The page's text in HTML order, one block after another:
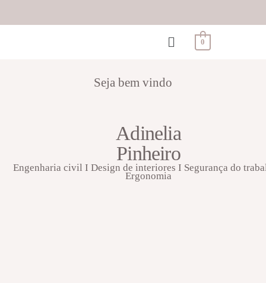
0
Seja bem vindo
Adinelia
Pinheiro
Engenharia civil I Design de interiores I Segurança do
Ergonomia